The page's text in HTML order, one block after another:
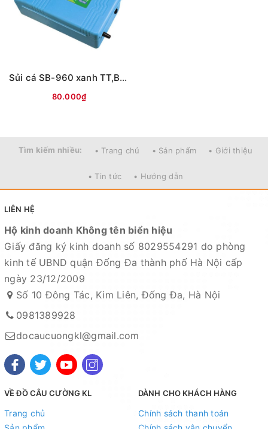
Sủi cá SB-960 xanh TT,BTH
80.000₫
Tìm kiếm nhiều: • Trang chủ • Sản phẩm • Giới thiệu
• Tin tức • Hướng dẫn
LIÊN HỆ
Hộ kinh doanh Không tên biển hiệu
Giấy đăng ký kinh doanh số 8029554291 do phòng
kinh tế UBND quận Đống Đa thành phố Hà Nội cấp
ngày 23/12/2009
Số 10 Đông Tác, Kim Liên, Đống Đa, Hà Nội
0981389928
docaucuongkl@gmail.com
VỀ ĐỒ CÂU CƯỜNG KL
Trang chủ
DÀNH CHO KHÁCH HÀNG
Chính sách thanh toán